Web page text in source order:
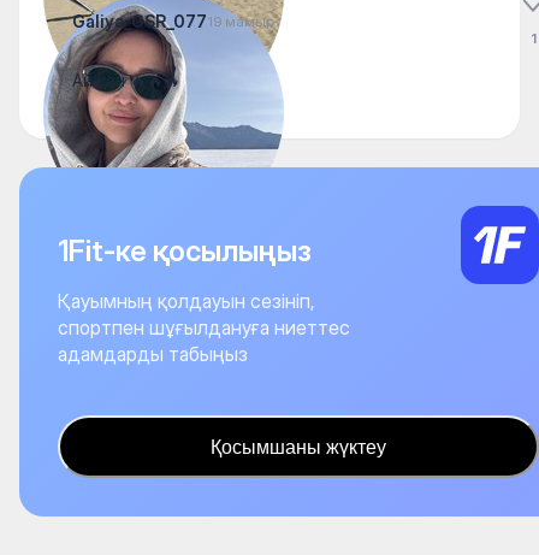
Galiya_GSR_07719 мамыр
Айжан 🔥🔥🔥
1
1Fit-ке қосылыңыз
Қауымның қолдауын сезініп,
спортпен шұғылдануға ниеттес
адамдарды табыңыз
Қосымшаны жүктеу